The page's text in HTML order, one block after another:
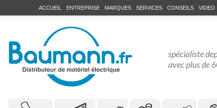
ACCUEIL ENTREPRISE MARQUES SERVICES CONSEILS VIDEO
spécialiste
avec plus de